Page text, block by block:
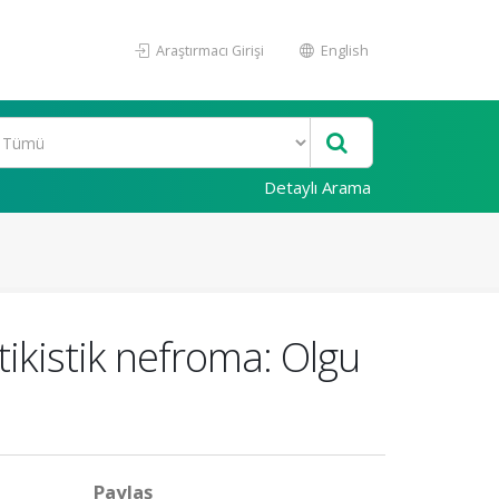
Araştırmacı Girişi English
Detaylı Arama
nefroma: Olgu
Paylaş